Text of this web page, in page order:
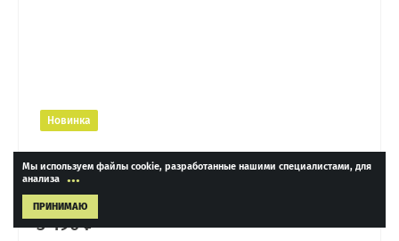
Новинка
Лонгслив с лампасами и принтом
3 490 ₽
Мы используем файлы cookie, разработанные нашими специалистами, для
анализа
...
ПРИНИМАЮ